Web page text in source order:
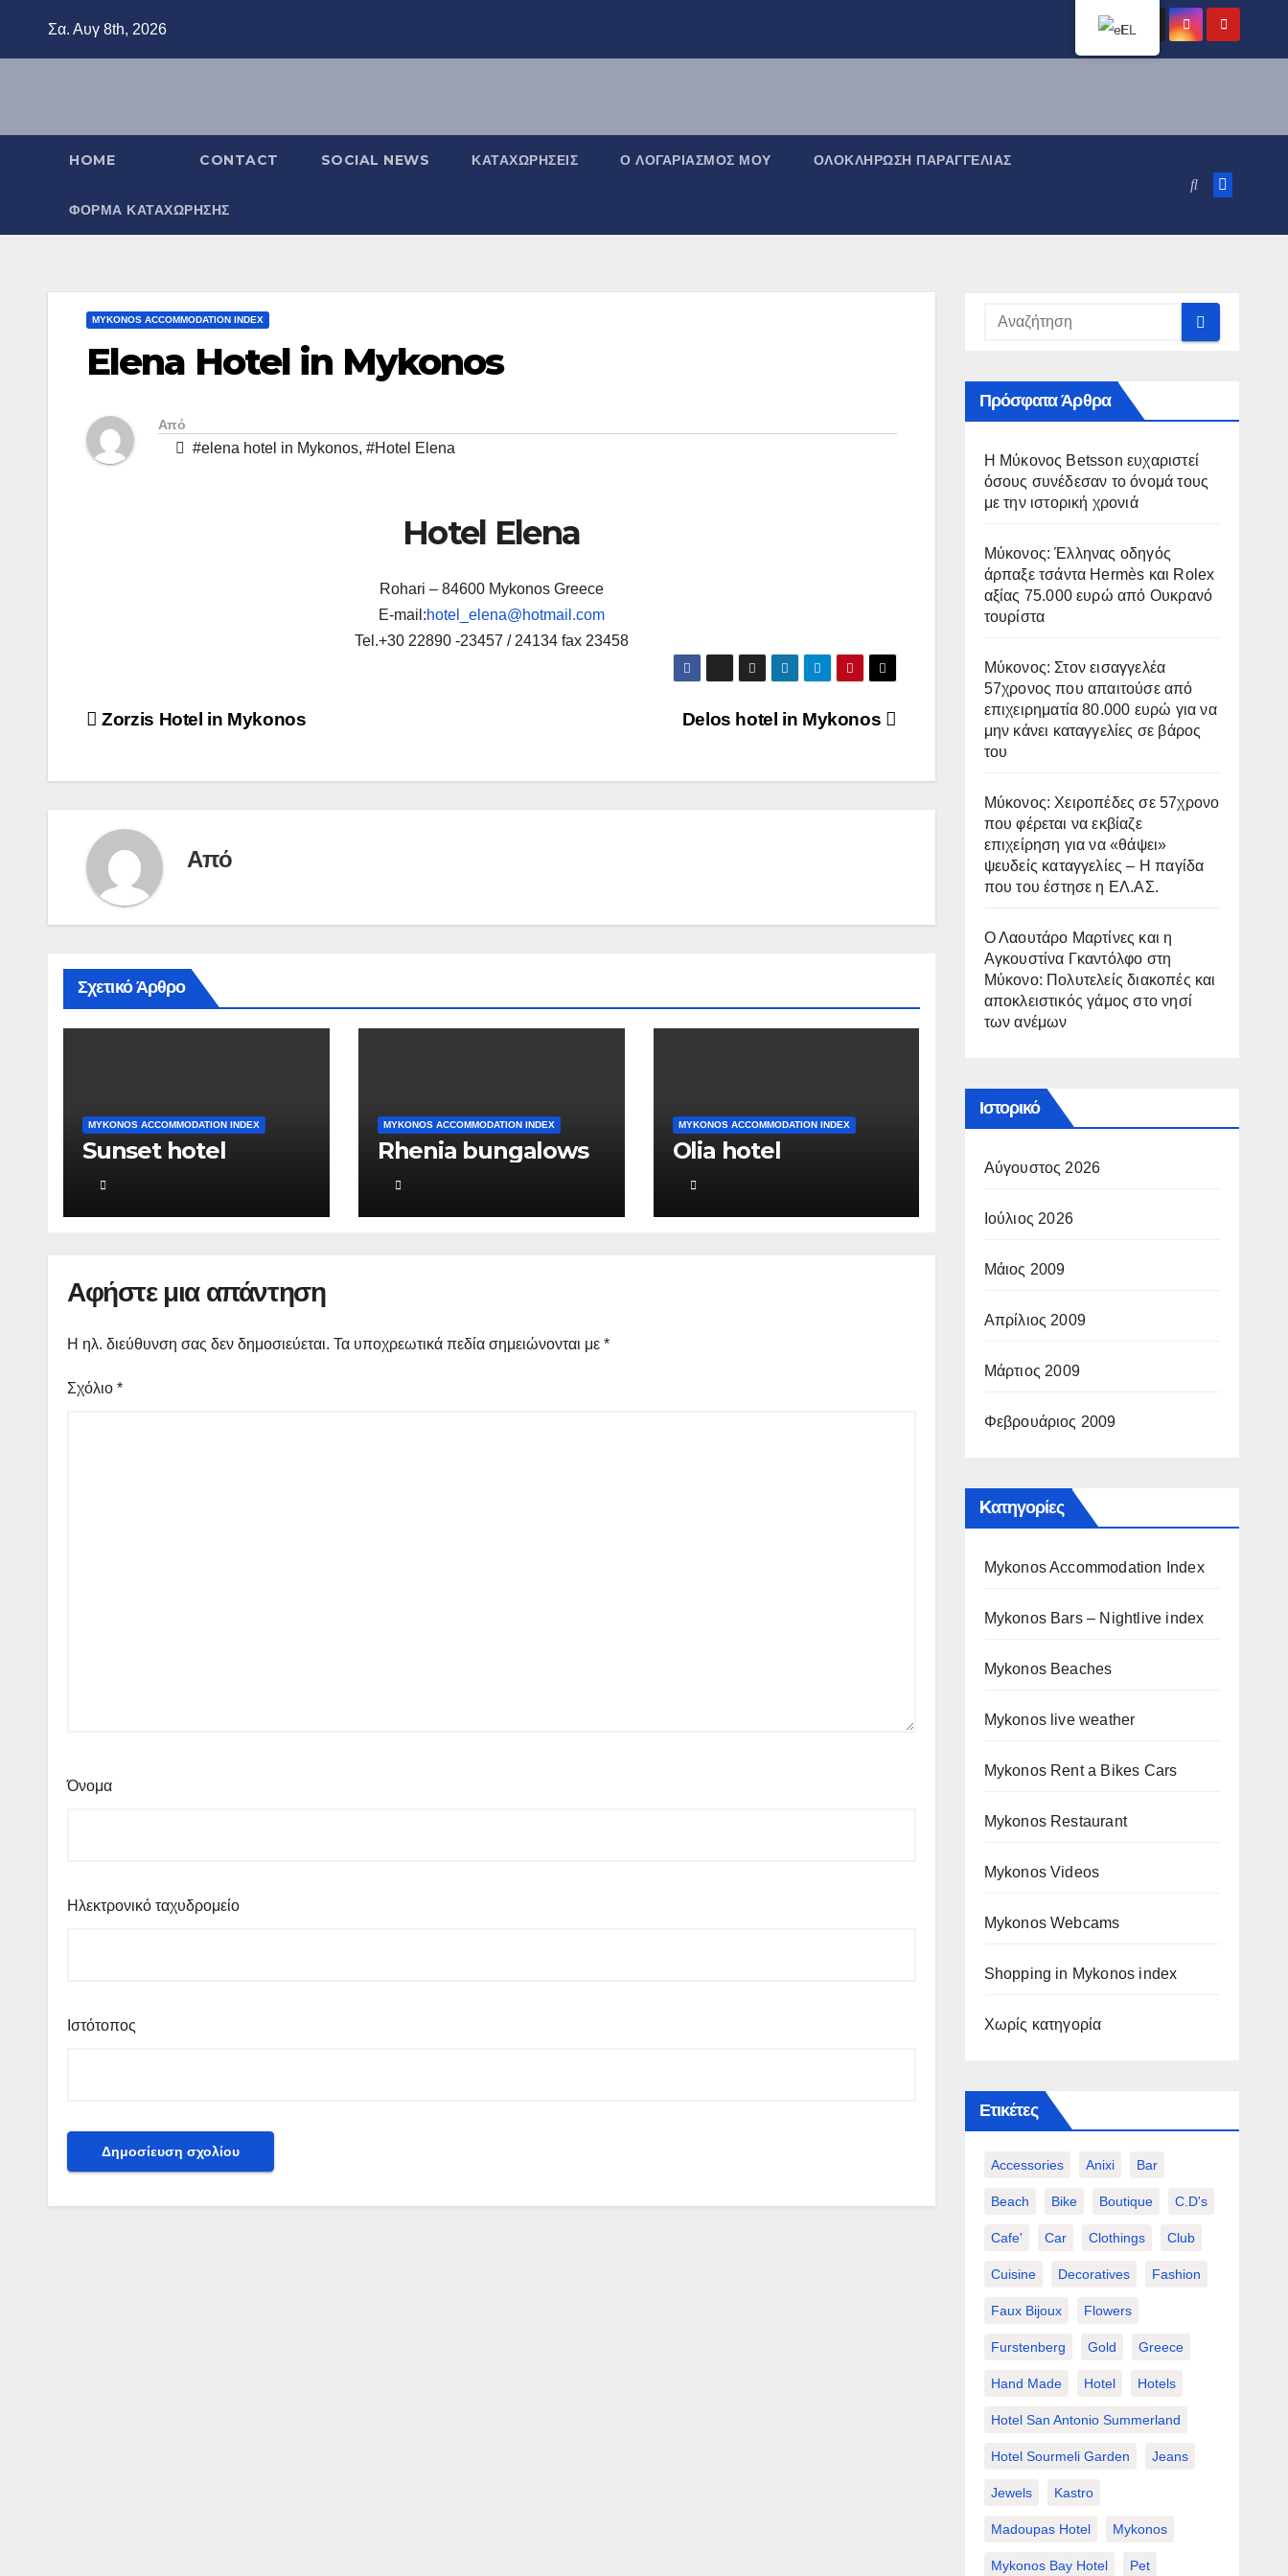
Σα. Αυγ 8th, 2026
HOME CONTACT SOCIAL NEWS ΚΑΤΑΧΩΡΉΣΕΙΣ Ο ΛΟΓΑΡΙΑΣΜΌΣ ΜΟΥ ΟΛΟΚΛΉΡΩΣΗ ΠΑΡΑΓΓΕΛΊΑΣ
ΦΌΡΜΑ ΚΑΤΑΧΏΡΗΣΗΣ
MYKONOS ACCOMMODATION INDEX
Elena Hotel in Mykonos
Από
#elena hotel in Mykonos, #Hotel Elena
Hotel Elena
Rohari – 84600 Mykonos Greece
E-mail:hotel_elena@hotmail.com
Tel.+30 22890 -23457 / 24134 fax 23458
Πλοήγηση
Delos hotel in Mykonos
Zorzis Hotel in Mykonos
Από
Σχετικό Άρθρο
MYKONOS ACCOMMODATION INDEX
Sunset hotel
MYKONOS ACCOMMODATION INDEX
Rhenia bungalows
MYKONOS ACCOMMODATION INDEX
Olia hotel
Αφήστε μια απάντηση
Η ηλ. διεύθυνση σας δεν δημοσιεύεται. Τα υποχρεωτικά πεδία σημειώνονται με *
Σχόλιο *
Όνομα
Ηλεκτρονικό ταχυδρομείο
Ιστότοπος
Πρόσφατα Άρθρα
Η Μύκονος Betsson ευχαριστεί
όσους συνέδεσαν το όνομά τους
με την ιστορική χρονιά
Μύκονος: Έλληνας οδηγός
άρπαξε τσάντα Hermès και Rolex
αξίας 75.000 ευρώ από Ουκρανό
τουρίστα
Μύκονος: Στον εισαγγελέα
57χρονος που απαιτούσε από
επιχειρηματία 80.000 ευρώ για να
μην κάνει καταγγελίες σε βάρος
του
Μύκονος: Χειροπέδες σε 57χρονο
που φέρεται να εκβίαζε
επιχείρηση για να «θάψει»
ψευδείς καταγγελίες – Η παγίδα
που του έστησε η ΕΛ.ΑΣ.
Ο Λαουτάρο Μαρτίνες και η
Αγκουστίνα Γκαντόλφο στη
Μύκονο: Πολυτελείς διακοπές και
αποκλειστικός γάμος στο νησί
των ανέμων
Ιστορικό
Αύγουστος 2026
Ιούλιος 2026
Μάιος 2009
Απρίλιος 2009
Μάρτιος 2009
Φεβρουάριος 2009
Kατηγορίες
Mykonos Accommodation Index
Mykonos Bars – Nightlive index
Mykonos Beaches
Mykonos live weather
Mykonos Rent a Bikes Cars
Mykonos Restaurant
Mykonos Videos
Mykonos Webcams
Shopping in Mykonos index
Χωρίς κατηγορία
Ετικέτες
Accessories Anixi Bar
Beach Bike Boutique C.d's
Cafe' Car Clothings Club
Cuisine Decoratives Fashion
Faux Bijoux Flowers
Furstenberg Gold Greece
Hand Made Hotel Hotels
Hotel San Antonio Summerland
Hotel Sourmeli Garden Jeans
Jewels Kastro
Madoupas Hotel Mykonos
Mykonos Bay Hotel Pet
EL